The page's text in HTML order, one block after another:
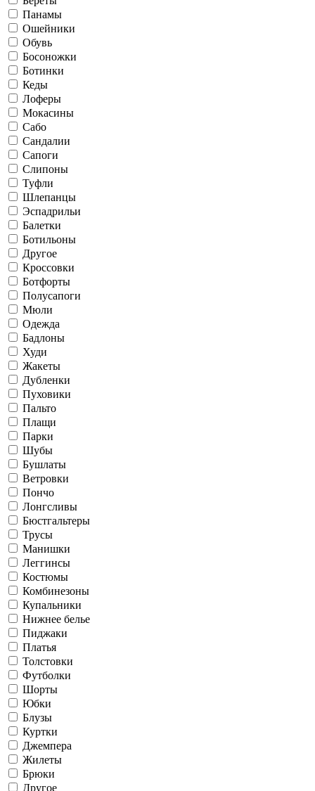
Панамы
Ошейники
Обувь
Босоножки
Ботинки
Кеды
Лоферы
Мокасины
Сабо
Сандалии
Сапоги
Слипоны
Туфли
Шлепанцы
Эспадрильи
Балетки
Ботильоны
Другое
Кроссовки
Ботфорты
Полусапоги
Мюли
Одежда
Бадлоны
Худи
Жакеты
Дубленки
Пуховики
Пальто
Плащи
Парки
Шубы
Бушлаты
Ветровки
Пончо
Лонгсливы
Бюстгальтеры
Трусы
Манишки
Леггинсы
Костюмы
Комбинезоны
Купальники
Нижнее белье
Пиджаки
Платья
Толстовки
Футболки
Шорты
Юбки
Блузы
Куртки
Джемпера
Жилеты
Брюки
Другое